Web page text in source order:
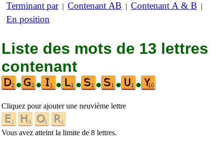
Terminant par| Contenant AB | Contenant A & B |
En position
Liste des mots de 13 lettres
contenant
•
• • • • • •
Cliquez pour ajouter une neuvième lettre
Vous avez atteint la limite de 8 lettres.